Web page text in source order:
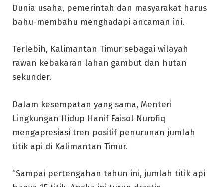
Dunia usaha, pemerintah dan masyarakat harus
bahu-membahu menghadapi ancaman ini.
Terlebih, Kalimantan Timur sebagai wilayah
rawan kebakaran lahan gambut dan hutan
sekunder.
Dalam kesempatan yang sama, Menteri
Lingkungan Hidup Hanif Faisol Nurofiq
mengapresiasi tren positif penurunan jumlah
titik api di Kalimantan Timur.
“Sampai pertengahan tahun ini, jumlah titik api